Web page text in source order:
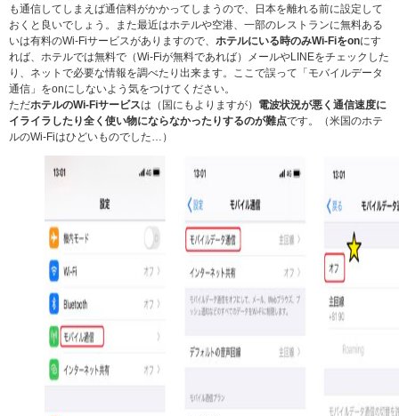
も通信してしまえば通信料がかかってしまうので、日本を離れる前に設定して
おくと良いでしょう。また最近はホテルや空港、一部のレストランに無料ある
いは有料のWi-Fiサービスがありますので、 ホテルにいる時のみWi-Fiをonにす
れば、ホテルでは無料で（Wi-Fiが無料であれば）メールやLINEをチェックした
り、ネットで必要な情報を調べたり出来ます。ここで誤って「モバイルデータ
通信」をonにしないよう気をつけてください。
ただホテルのWi-Fiサービスは（国にもよりますが） 電波状況が悪く通信速度に
イライラしたり全く使い物にならなかったりするのが難点です。（米国のホテ
ルのWi-Fiはひどいものでした…）